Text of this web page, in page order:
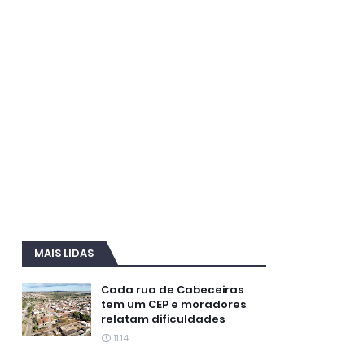
MAIS LIDAS
Cada rua de Cabeceiras
tem um CEP e moradores
relatam dificuldades
11:14